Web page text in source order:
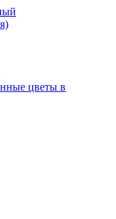
цветы в